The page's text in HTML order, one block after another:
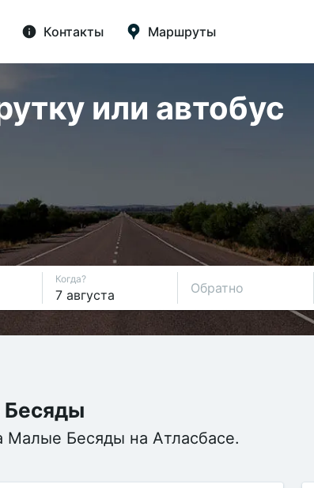
Контакты Маршруты
или автобус
Когда?
Обратно
Бесяды
Малые Бесяды на Атласбасе.